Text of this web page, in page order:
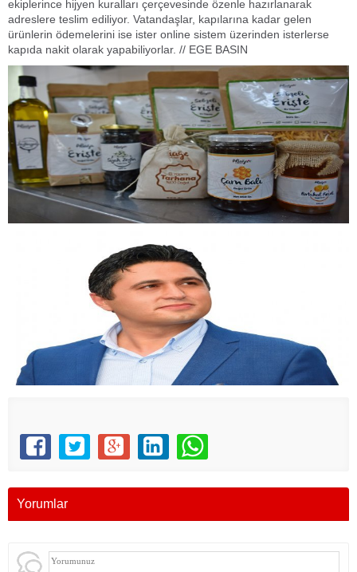
ekiplerince hijyen kuralları çerçevesinde özenle hazırlanarak
adreslere teslim ediliyor. Vatandaşlar, kapılarına kadar gelen
ürünlerin ödemelerini ise ister online sistem üzerinden isterlerse
kapıda nakit olarak yapabiliyorlar. // EGE BASIN
Yorumlar